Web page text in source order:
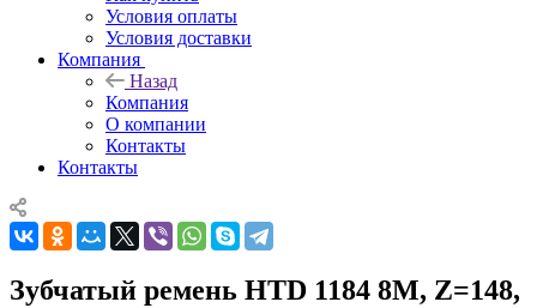
Условия оплаты
Условия доставки
Компания
Назад
Компания
О компании
Контакты
Контакты
Зубчатый ремень HTD 1184 8M, Z=148,